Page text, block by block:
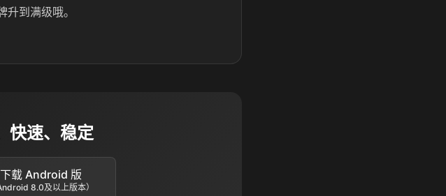
到满级哦。
快速、稳定
下载 Android 版
8.0及以上版本）